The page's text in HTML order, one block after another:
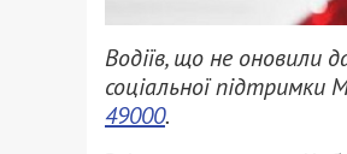
Водіїв, що не оновили
соціальної підтримки
49000.